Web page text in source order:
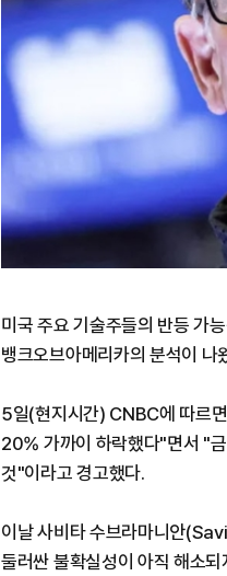
미국 주요 기술주들의 반등 가
뱅크오브아메리카의 분석이 나
5일(현지시간) CNBC에 따르
20% 가까이 하락했다"면서 "
것"이라고 경고했다.
이날 사비타 수브라마니안
둘러싼 불확실성이 아직 해소